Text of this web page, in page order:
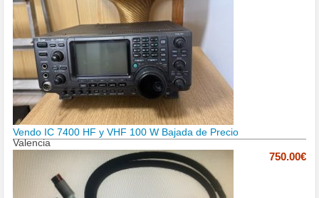
Vendo IC 7400 HF y VHF 100 W Bajada de Precio
Valencia
750.00€